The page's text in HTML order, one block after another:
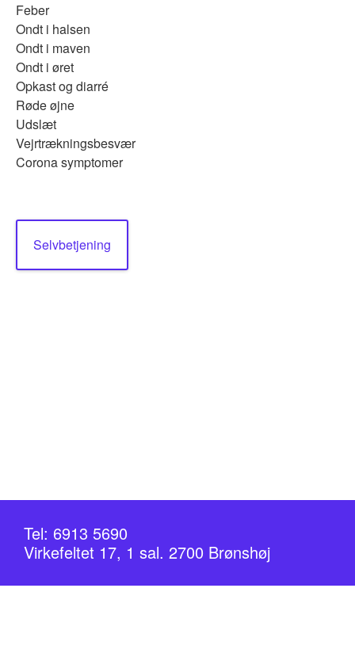
Feber
Ondt i halsen
Ondt i maven
Ondt i øret
Opkast og diarré
Røde øjne
Udslæt
Vejrtrækningsbesvær
Corona symptomer
Selvbetjening
Tel: 6913 5690
Virkefeltet 17, 1 sal. 2700 Brønshøj